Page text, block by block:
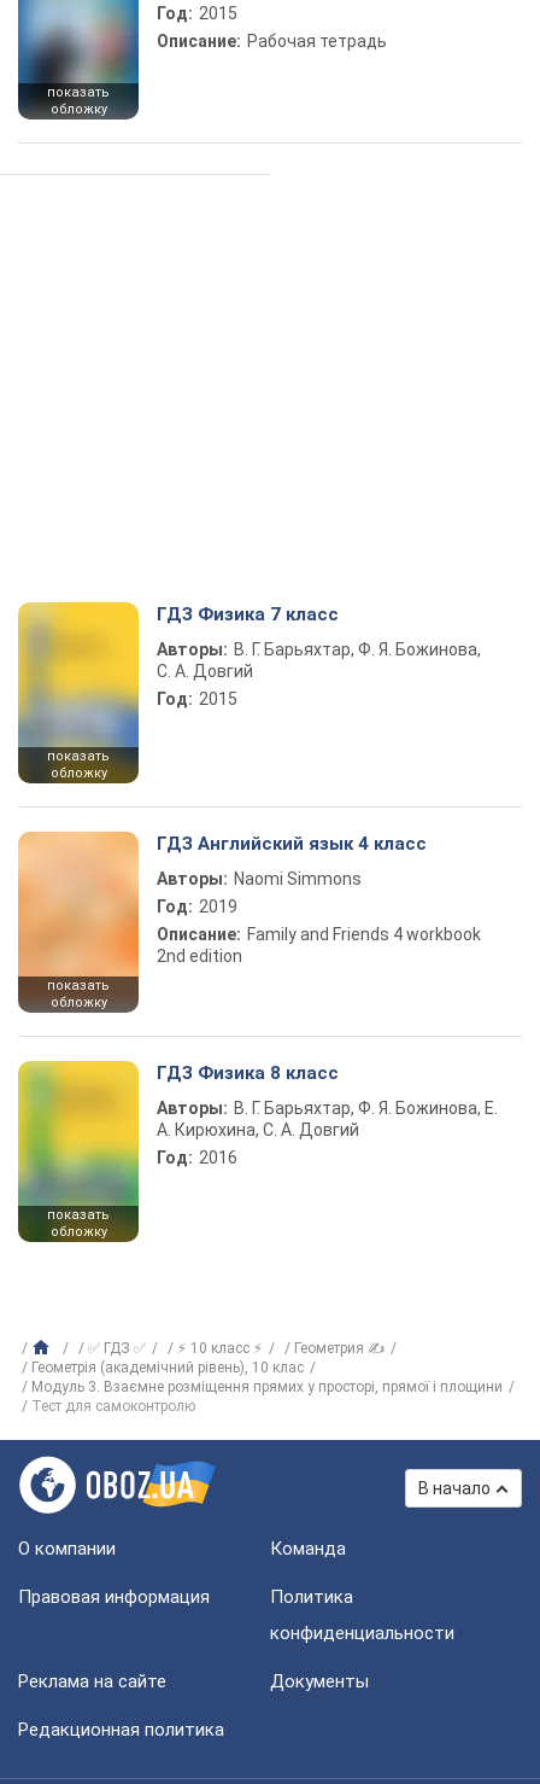
показать
обложку
Год: 2015
Описание: Рабочая тетрадь
показать
обложку
ГДЗ Физика 7 класс
Авторы: В. Г. Барьяхтар, Ф. Я. Божинова,
С. А. Довгий
Год: 2015
показать
обложку
ГДЗ Английский язык 4 класс
Авторы: Naomi Simmons
Год: 2019
Описание: Family and Friends 4 workbook
2nd edition
показать
обложку
ГДЗ Физика 8 класс
Авторы: В. Г. Барьяхтар, Ф. Я. Божинова, Е.
А. Кирюхина, С. А. Довгий
Год: 2016
✅ ГДЗ ✅ ⚡ 10 класс ⚡
Геометрия ✍
Геометрія (академічний рівень), 10 клас
Модуль 3. Взаємне розміщення прямих у просторі, прямої і площини
Тест для самоконтролю
В начало
О компании Команда
Правовая информация
Политика
конфиденциальности
Реклама на сайте Документы
Редакционная политика